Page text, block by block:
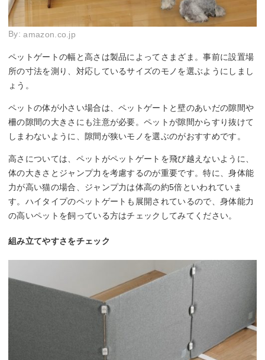
By:amazon.co.jp
ペットゲートの幅と高さは製品によってさまざま。事前に設置場
所の寸法を測り、対応しているサイズのモノを選ぶようにしまし
ょう。
ペットの体が小さい場合は、ペットゲートと壁のあいだの隙間や
柵の隙間の大きさにも注意が必要。ペットが隙間からすり抜けて
しまわないように、隙間が狭いモノを選ぶのがおすすめです。
高さについては、ペットがペットゲートを飛び越えないように、
体の大きさとジャンプ力を考慮するのが重要です。特に、身体能
力が高い猫の場合、ジャンプ力は体高の約5倍といわれていま
す。ハイタイプのペットゲートも展開されているので、身体能力
の高いペットを飼っている方はチェックしてみてください。
組み立てやすさをチェック